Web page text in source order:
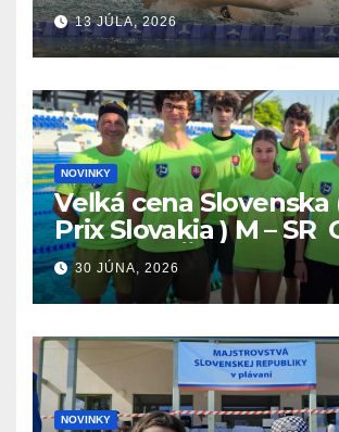
13 JÚLA, 2026
NOVINKY
Veľká cena Slovenska
Prix Slovakia ) M – SR
v plávaní. Šamorín
28.6.2026
30 JÚNA, 2026
NOVINKY